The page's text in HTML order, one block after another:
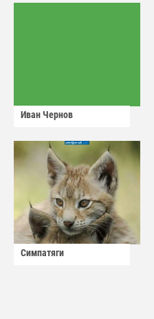
Иван Чернов
Симпатяги